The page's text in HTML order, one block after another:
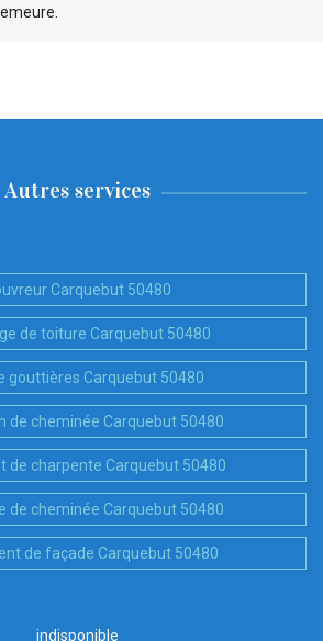
Autres services
Carquebut 50480
de toiture Carquebut 50480
gouttières Carquebut 50480
de cheminée Carquebut 50480
de charpente Carquebut 50480
de cheminée Carquebut 50480
de façade Carquebut 50480
indisponible